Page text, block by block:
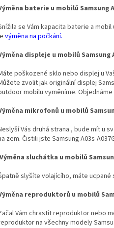
baterie u mobilů Samsung
se Vám kapacita baterie a
výměna na počkání.
displeje u mobilů Samsung
poškozené sklo nebo displej u
zvolit jak originální displej
mobilu vyměníme.
mikrofonů u mobilů
Vás druhá strana , bude mít u
zem. Čistili jste Samsung A03s-
Výměna sluchátka u mobilů
slyšíte volajícího, máte ucpané
reproduktorů u mobilů
Vám chrastit reproduktor nebo
na všechny modely